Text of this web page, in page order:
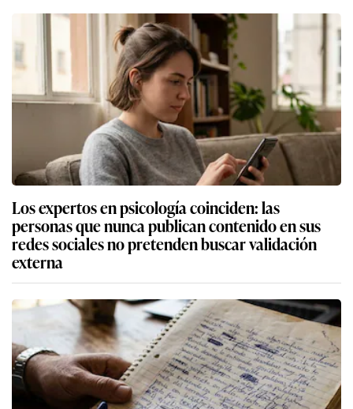
Los expertos en psicología coinciden: las
personas que nunca publican contenido en sus
redes sociales no pretenden buscar validación
externa